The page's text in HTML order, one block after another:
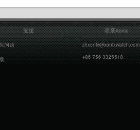
支援
问题
联系Xonix
zhxonix@xonixwatch.com
+86 756 3325518